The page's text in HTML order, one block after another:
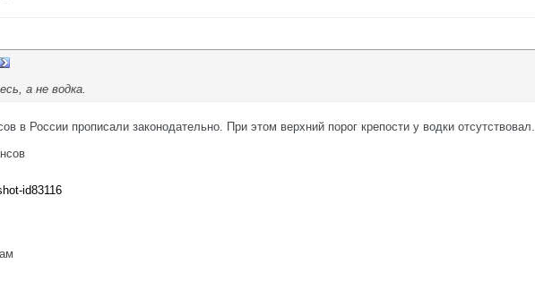
а не водка.
в России прописали законодательно. При этом верхний порог крепости у водки отсутствовал.
id83116